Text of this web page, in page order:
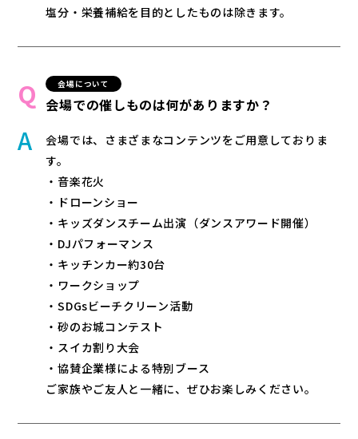
塩分・栄養補給を目的としたものは除きます。
会場について
会場での催しものは何がありますか？
会場では、さまざまなコンテンツをご用意しておりま
す。
・音楽花火
・ドローンショー
・キッズダンスチーム出演（ダンスアワード開催）
・DJパフォーマンス
・キッチンカー約30台
・ワークショップ
・SDGsビーチクリーン活動
・砂のお城コンテスト
・スイカ割り大会
・協賛企業様による特別ブース
ご家族やご友人と一緒に、ぜひお楽しみください。